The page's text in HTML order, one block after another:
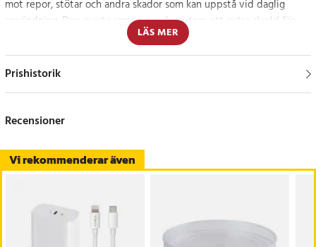
mot repor, stötar och andra skador som kan uppstå vid daglig
användning. Den svarta ramen ger dessutom ett extra skydd för
skärmens kanter, vilket garanterar att hela displayen, inklusive de
rundade kanterna, är säkert skyddad.
enkelt att hålla skärmen ren och fri från smuts. Glaset är också
utan att påverka skärmens känslighet.
Med en tjocklek på endast 0,33 mm och ett lim som täcker hela
ytan minskar risken för luftbubblor vid installation. Tack vare dess
LÄS MER
Prishistorik
Vi rekommenderar även
Recensioner